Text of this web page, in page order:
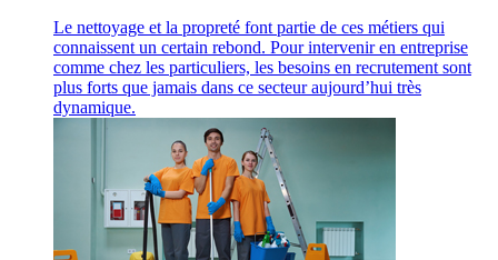
Le nettoyage et la propreté font partie de ces métiers qui
connaissent un certain rebond. Pour intervenir en entreprise
comme chez les particuliers, les besoins en recrutement sont
plus forts que jamais dans ce secteur aujourd’hui très
dynamique.